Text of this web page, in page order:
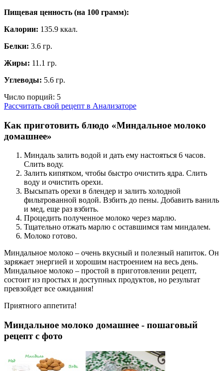
Пищевая ценность (на 100 грамм):
Калории: 135.9 ккал.
Белки: 3.6 гр.
Жиры: 11.1 гр.
Углеводы: 5.6 гр.
Число порций: 5
Рассчитать свой рецепт в Анализаторе
Как приготовить блюдо «Миндальное молоко
домашнее»
Миндаль залить водой и дать ему настояться 6 часов.
Слить воду.
Залить кипятком, чтобы быстро очистить ядра. Слить
воду и очистить орехи.
Высыпать орехи в блендер и залить холодной
фильтрованной водой. Взбить до пены. Добавить ваниль
и мед, еще раз взбить.
Процедить полученное молоко через марлю.
Тщательно отжать марлю с оставшимся там миндалем.
Молоко готово.
Миндальное молоко – очень вкусный и полезный напиток. Он
заряжает энергией и хорошим настроением на весь день.
Миндальное молоко – простой в приготовлении рецепт,
состоит из простых и доступных продуктов, но результат
превзойдет все ожидания!
Приятного аппетита!
Миндальное молоко домашнее - пошаговый
рецепт с фото